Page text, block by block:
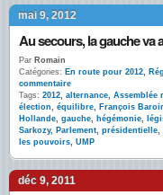
mai 9, 2012
Au secours, la gauche va
Par Romain
Catégories: En route pour 2012,
commentaire
Tags: 2012, alternance, Assemblée
élection, équilibre, François
Hollande, gauche, hégémonie,
Sarkozy, Parlement, présidentielle,
les pouvoirs, UMP
déc 9, 2011